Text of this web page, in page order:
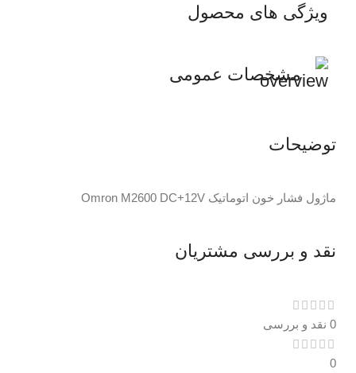
توضیحات
ماژول فشار خون اتوماتیک Omron M2600 DC+12V
ویژگی های محصول
مشخصات عمومی
نقد و بررسی مشتریان
0 نقد و بررسی
0